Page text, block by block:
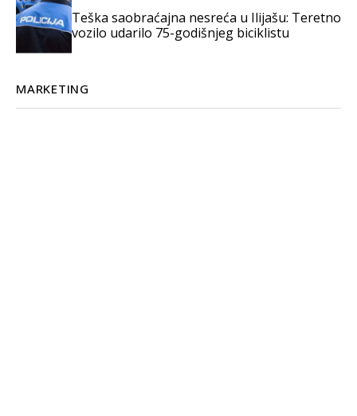
Teška saobraćajna nesreća u Ilijašu: Teretno
vozilo udarilo 75-godišnjeg biciklistu
MARKETING